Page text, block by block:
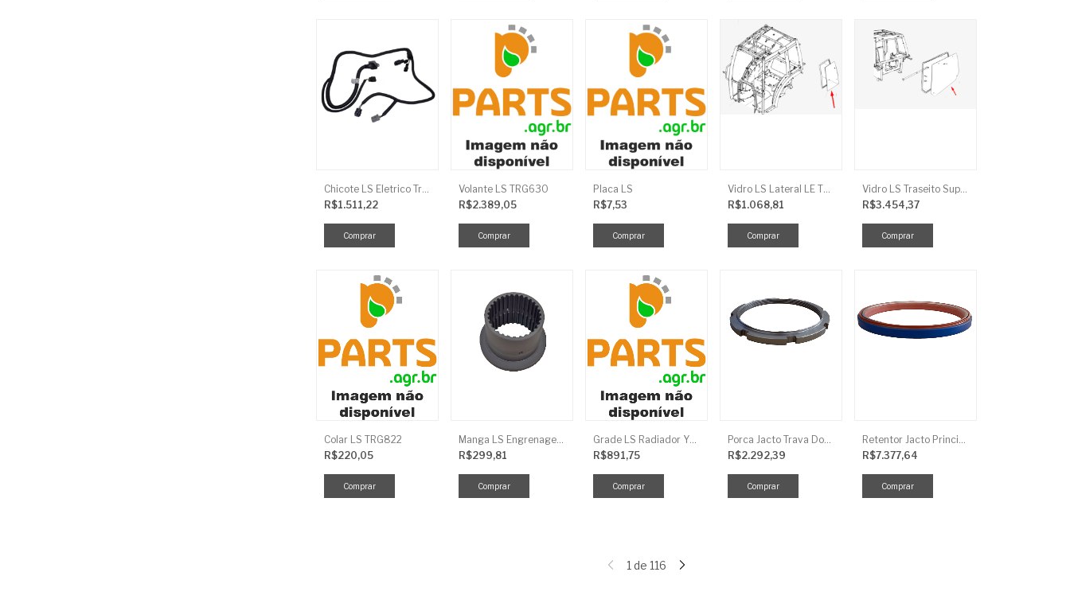
Chicote LS Eletrico Traseiro TRG730FCI
R$1.511,22
Volante LS TRG630
R$2.389,05
Placa LS
R$7,53
Vidro LS Lateral LE TRG863
R$1.068,81
Vidro LS Traseito Superior TR
R$3.454,37
Colar LS TRG822
R$220,05
Manga LS Engrenagem TRG281
R$299,81
Grade LS Radiador YMR TRG170
R$891,75
Porca Jacto Trava Dos Rolamentos
R$2.292,39
Retentor Jacto Principal
R$7.377,64
1 de 116